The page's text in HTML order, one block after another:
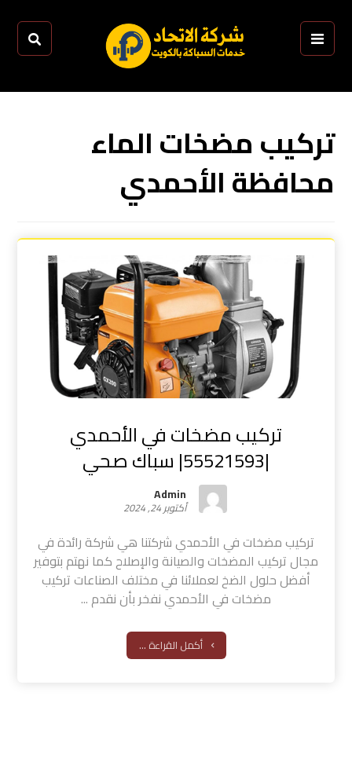
تركيب مضخات الماء
محافظة الأحمدي
تركيب مضخات في الأحمدي
|55521593| سباك صحي
Admin
أكتوبر 24, 2024
تركيب مضخات في الأحمدي شركتنا هي شركة رائدة في
مجال تركيب المضخات والصيانة والإصلاح كما نهتم بتوفير
أفضل حلول الضخ لعملائنا في مختلف الصناعات تركيب
مضخات في الأحمدي نفخر بأن نقدم ...
أكمل القراءة ...